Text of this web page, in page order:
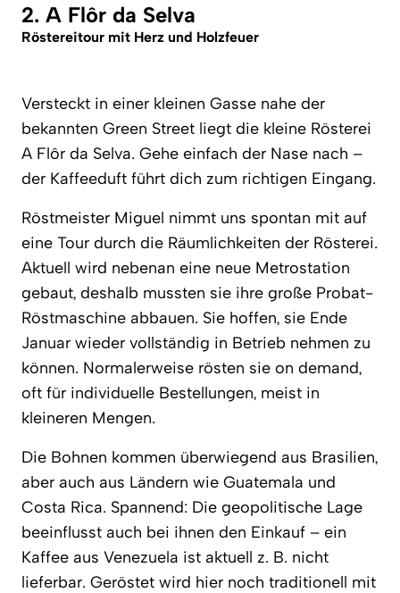
2. A Flôr da Selva
Röstereitour mit Herz und Holzfeuer
Versteckt in einer kleinen Gasse nahe der
bekannten Green Street liegt die kleine Rösterei
A Flôr da Selva. Gehe einfach der Nase nach –
der Kaffeeduft führt dich zum richtigen Eingang.
Röstmeister Miguel nimmt uns spontan mit auf
eine Tour durch die Räumlichkeiten der Rösterei.
Aktuell wird nebenan eine neue Metrostation
gebaut, deshalb mussten sie ihre große Probat-
Röstmaschine abbauen. Sie hoffen, sie Ende
Januar wieder vollständig in Betrieb nehmen zu
können. Normalerweise rösten sie on demand,
oft für individuelle Bestellungen, meist in
kleineren Mengen.
Die Bohnen kommen überwiegend aus Brasilien,
aber auch aus Ländern wie Guatemala und
Costa Rica. Spannend: Die geopolitische Lage
beeinflusst auch bei ihnen den Einkauf – ein
Kaffee aus Venezuela ist aktuell z. B. nicht
lieferbar. Geröstet wird hier noch traditionell mit